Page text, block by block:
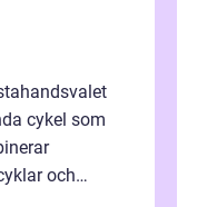
cykel som
och